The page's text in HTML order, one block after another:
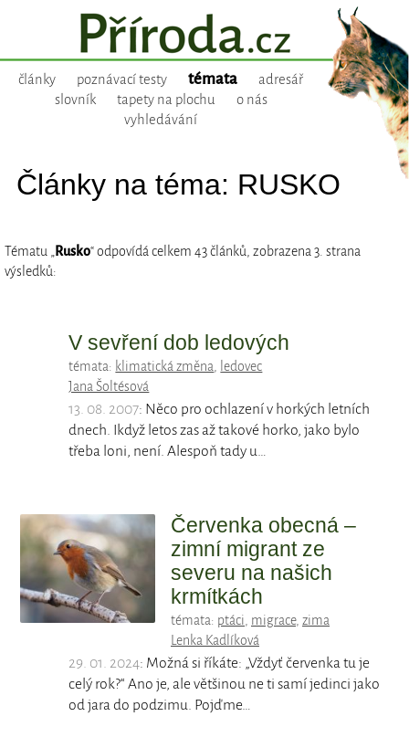
články poznávací testy témata
adresář
slovník
tapety na plochu
o nás
vyhledávání
Články na téma: RUSKO
Tématu „Rusko“ odpovídá celkem 43 článků, zobrazena 3. strana
výsledků:
V sevření dob ledových
témata: klimatická změna, ledovec
Jana Šoltésová
13. 08. 2007: Něco pro ochlazení v horkých letních
dnech. Ikdyž letos zas až takové horko, jako bylo
třeba loni, není. Alespoň tady u…
Červenka obecná –
zimní migrant ze
severu na našich
krmítkách
témata: ptáci, migrace, zima
Lenka Kadlíková
29. 01. 2024: Možná si říkáte: „Vždyť červenka tu je
celý rok?“ Ano je, ale většinou ne ti samí jedinci jako
od jara do podzimu. Pojďme…